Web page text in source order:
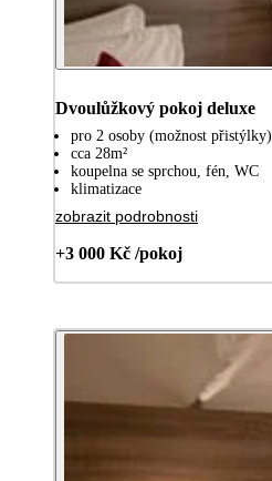
Dvoulůžkový pokoj deluxe
pro 2 osoby (možnost přistýlky)
cca 28m²
koupelna se sprchou, fén, WC
klimatizace
zobrazit podrobnosti
+3 000 Kč /pokoj